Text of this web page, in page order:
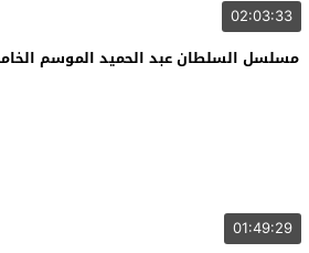
02:03:33
مسلسل السلطان عبد الحميد الموسم
01:49:29